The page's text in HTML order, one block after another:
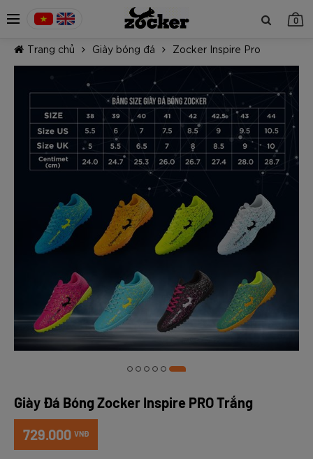
0
TIẾP TỤC MUA HÀNG
Trang chủ Giày bóng đá Zocker Inspire Pro
Giày Đá Bóng Zocker Inspire PRO Trắng
729.000 VNĐ